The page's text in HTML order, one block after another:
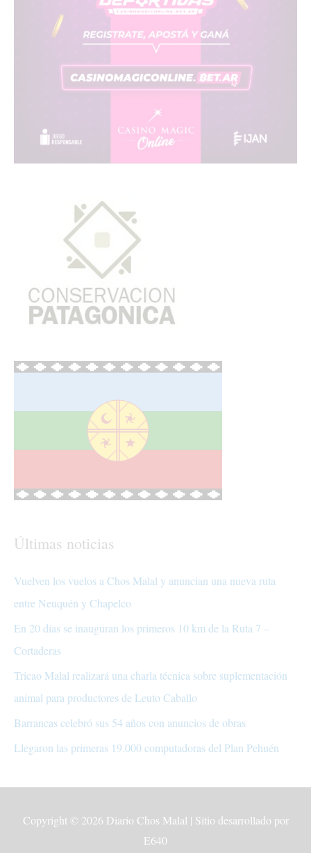
Últimas noticias
Vuelven los vuelos a Chos Malal y anuncian una nueva ruta
entre Neuquén y Chapelco
En 20 días se inauguran los primeros 10 km de la Ruta 7 –
Cortaderas
Tricao Malal realizará una charla técnica sobre suplementación
animal para productores de Leuto Caballo
Barrancas celebró sus 54 años con anuncios de obras
Llegaron las primeras 19.000 computadoras del Plan Pehuén
Copyright © 2026 Diario Chos Malal | Sitio desarrollado por
E640